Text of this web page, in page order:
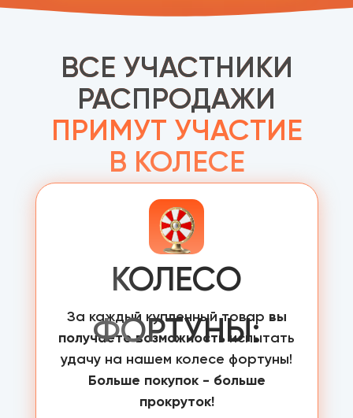
ВСЕ УЧАСТНИКИ
РАСПРОДАЖИ
ПРИМУТ УЧАСТИЕ
В КОЛЕСЕ
ФОРТУНЫ!
За каждый купленный товар вы
получаете возможностьиспытать
удачу на нашем колесе фортуны!
Больше покупок - больше
прокруток!
КОЛЕСО
ФОРТУНЫ: